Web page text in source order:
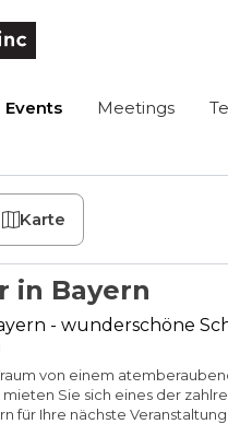
Events Meetings
Karte
in Bayern
- wunderschöne
von einem
Sie sich eines der
für Ihre nächste